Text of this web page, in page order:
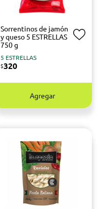
Sorrentinos de jamón
y queso 5 ESTRELLAS
750 g
5 ESTRELLAS
$320
Agregar